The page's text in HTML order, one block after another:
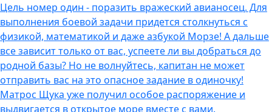
Цель номер один - поразить вражеский авианосец. Для
выполнения боевой задачи придется столкнуться с
физикой, математикой и даже азбукой Морзе! А дальше
все зависит только от вас, успеете ли вы добраться до
родной базы? Но не волнуйтесь, капитан не может
отправить вас на это опасное задание в одиночку!
Матрос Щука уже получил особое распоряжение и
выдвигается в открытое море вместе с вами.